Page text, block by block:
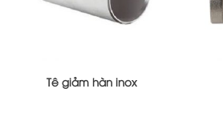
Tê giảm hàn inox